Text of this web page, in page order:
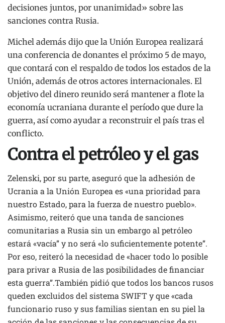
decisiones juntos, por unanimidad» sobre las
sanciones contra Rusia.
Michel además dijo que la Unión Europea realizará
una conferencia de donantes el próximo 5 de mayo,
que contará con el respaldo de todos los estados de la
Unión, además de otros actores internacionales. El
objetivo del dinero reunido será mantener a flote la
economía ucraniana durante el período que dure la
guerra, así como ayudar a reconstruir el país tras el
conflicto.
Contra el petróleo y el gas
Zelenski, por su parte, aseguró que la adhesión de
Ucrania a la Unión Europea es «una prioridad para
nuestro Estado, para la fuerza de nuestro pueblo».
Asimismo, reiteró que una tanda de sanciones
comunitarias a Rusia sin un embargo al petróleo
estará «vacía” y no será «lo suficientemente potente”.
Por eso, reiteró la necesidad de «hacer todo lo posible
para privar a Rusia de las posibilidades de financiar
esta guerra”.También pidió que todos los bancos rusos
queden excluidos del sistema SWIFT y que «cada
funcionario ruso y sus familias sientan en su piel la